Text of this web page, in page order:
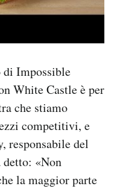
di Impossible
White Castle è per
che stiamo
competitivi, e
responsabile del
«Non
la maggior parte